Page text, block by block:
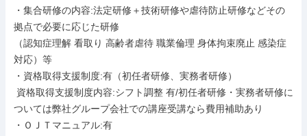
・集合研修の内容:法定研修＋技術研修や虐待防止研修などその
拠点で必要に応じた研修
（認知症理解 看取り 高齢者虐待 職業倫理 身体拘束廃止 感染症
対応）等
・資格取得支援制度:有（初任者研修、実務者研修）
ついては弊社グループ会社での講座受講なら費用補助あり
・ＯＪＴマニュアル:有